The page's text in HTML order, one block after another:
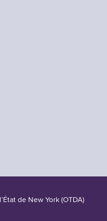
de New York (OTDA)